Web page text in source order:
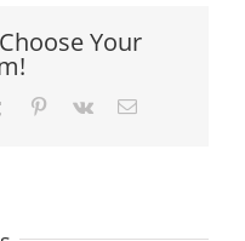
Your
Tumblr Pinterest
Vk Email